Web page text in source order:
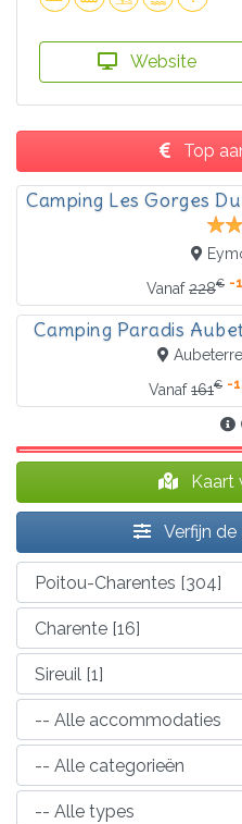
Website
Top
Camping Les Gorges
Vanaf228€ -
Camping Paradis
Vanaf161€ -
Kaart
Verfijn